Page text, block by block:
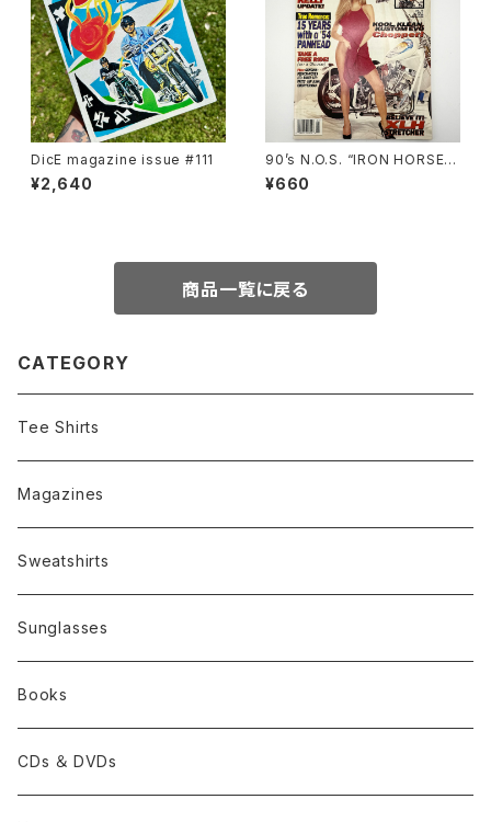
DicE magazine issue #111
¥2,640
90’s N.O.S. “IRON HORSE”
magazine #139(Jan.’96 iss
ue)
¥660
商品一覧に戻る
CATEGORY
Tee Shirts
Magazines
Sweatshirts
Sunglasses
Books
CDs ＆ DVDs